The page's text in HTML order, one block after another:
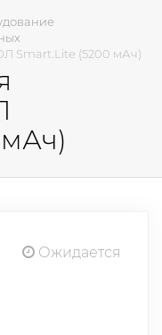
Smart.Lite (5200 мАч)
Ожидается